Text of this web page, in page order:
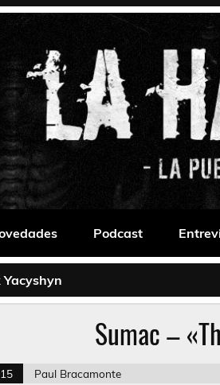
235
Podcast
Yacyshyn
Sumac –
Paul Bracamonte